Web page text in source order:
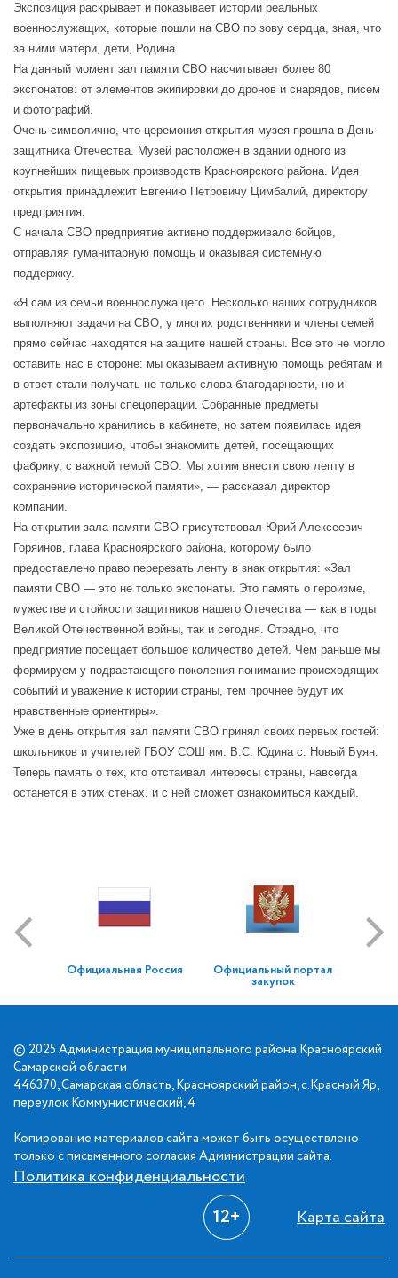
Экспозиция раскрывает и показывает истории реальных
военнослужащих, которые пошли на СВО по зову сердца, зная, что
за ними матери, дети, Родина.
На данный момент зал памяти СВО насчитывает более 80
экспонатов: от элементов экипировки до дронов и снарядов, писем
и фотографий.
Очень символично, что церемония открытия музея прошла в День
защитника Отечества. Музей расположен в здании одного из
крупнейших пищевых производств Красноярского района. Идея
открытия принадлежит Евгению Петровичу Цимбалий, директору
предприятия.
С начала СВО предприятие активно поддерживало бойцов,
отправляя гуманитарную помощь и оказывая системную
поддержку.
«Я сам из семьи военнослужащего. Несколько наших сотрудников
выполняют задачи на СВО, у многих родственники и члены семей
прямо сейчас находятся на защите нашей страны. Все это не могло
оставить нас в стороне: мы оказываем активную помощь ребятам и
в ответ стали получать не только слова благодарности, но и
артефакты из зоны спецоперации. Собранные предметы
первоначально хранились в кабинете, но затем появилась идея
создать экспозицию, чтобы знакомить детей, посещающих
фабрику, с важной темой СВО. Мы хотим внести свою лепту в
сохранение исторической памяти», — рассказал директор
компании.
На открытии зала памяти СВО присутствовал Юрий Алексеевич
Горяинов, глава Красноярского района, которому было
предоставлено право перерезать ленту в знак открытия: «Зал
памяти СВО — это не только экспонаты. Это память о героизме,
мужестве и стойкости защитников нашего Отечества — как в годы
Великой Отечественной войны, так и сегодня. Отрадно, что
предприятие посещает большое количество детей. Чем раньше мы
формируем у подрастающего поколения понимание происходящих
событий и уважение к истории страны, тем прочнее будут их
нравственные ориентиры».
Уже в день открытия зал памяти СВО принял своих первых гостей:
школьников и учителей ГБОУ СОШ им. В.С. Юдина с. Новый Буян.
Теперь память о тех, кто отстаивал интересы страны, навсегда
останется в этих стенах, и с ней сможет ознакомиться каждый.
Официальная Россия Официальный портал
закупок
© 2025 Администрация муниципального района Красноярский
Самарской области
446370, Самарская область, Красноярский район, с.Красный Яр,
переулок Коммунистический, 4
Копирование материалов сайта может быть осуществлено
только с письменного согласия Администрации сайта.
Политика конфиденциальности
12+ Карта сайта